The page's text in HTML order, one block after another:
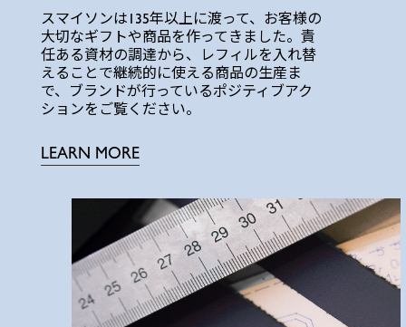
スマイソンは135年以上に渡って、お客様の
大切なギフトや商品を作ってきました。責
任ある資材の調達から、レフィルを入れ替
えることで継続的に使える商品の生産ま
で、ブランドが行っているポジティブアク
ションをご覧ください。
LEARN MORE